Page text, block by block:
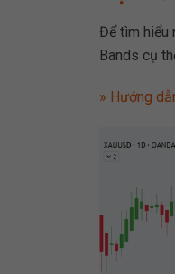
Để tìm hiểu
Bands cụ
» Hướng